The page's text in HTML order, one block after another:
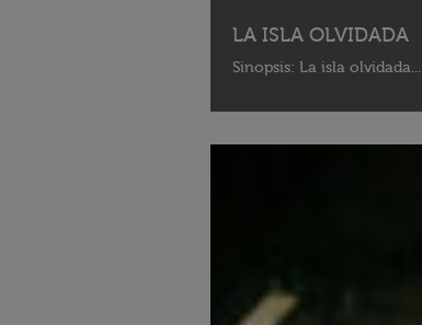
LA ISLA OLVIDADA
Sinopsis: La isla olvidada...